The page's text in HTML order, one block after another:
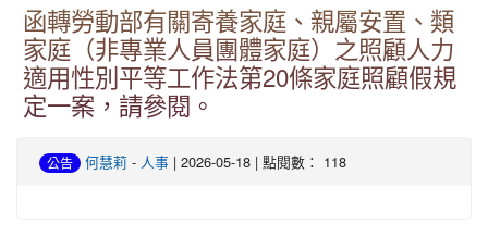
函轉勞動部有關寄養家庭、親屬安置、類
家庭（非專業人員團體家庭）之照顧人力
適用性別平等工作法第20條家庭照顧假規
定一案，請參閱。
公告 何慧莉 - 人事 | 2026-05-18 | 點閱數： 118